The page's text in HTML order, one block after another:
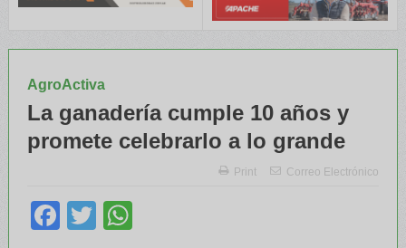
AgroActiva
La ganadería cumple 10 años y
promete celebrarlo a lo grande
Print Correo Electrónico
Facebook
Twitter